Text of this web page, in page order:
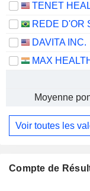
REDE D'OR
DAVITA INC.
Moyenne
Voir toutes les
Compte de